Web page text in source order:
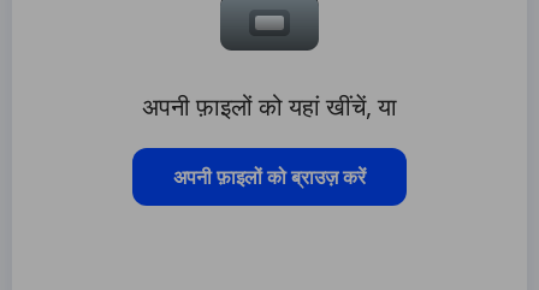
अपनी फ़ाइलों को यहां खींचें, या
अपनी फ़ाइलों को ब्राउज़ करें